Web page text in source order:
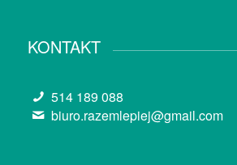
KONTAKT
514 189 088
biuro.razemlepiej@gmail.com